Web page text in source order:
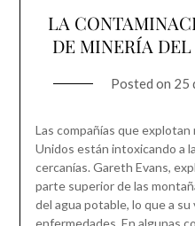
LA
DE MINERÍA
Posted on 25
Las compañías que
Unidos están intoxicando a
cercanías. Gareth Evans,
parte superior de las
del agua potable, lo que a
enfermedades. En algunas